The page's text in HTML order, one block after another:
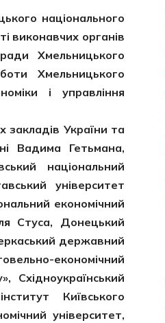
національного
виконавчих органів
Хмельницького
Хмельницького
і управління
України та
Вадима Гетьмана,
національний
університет
економічний
Стуса, Донецький
державний
економічний
Східноукраїнський
Київського
університет,